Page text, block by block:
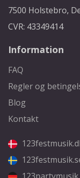
7500 Holstebro,
CVR: 43349414
Information
FAQ
Regler og
Blog
Kontakt